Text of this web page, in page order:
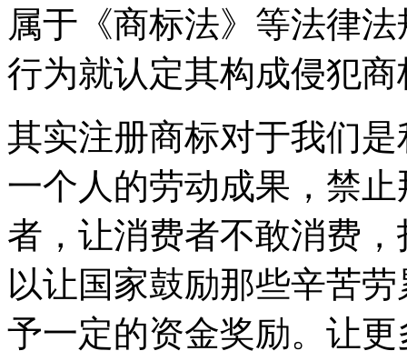
属于《商标法》等法律
行为就认定其构成侵犯
其实注册商标对于我们
一个人的劳动成果，禁
者，让消费者不敢消费
以让国家鼓励那些辛苦
予一定的资金奖励。让